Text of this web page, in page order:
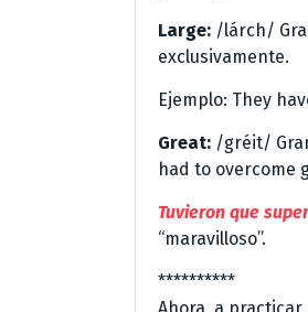
Large: /lárch/
exclusivamente.
Ejemplo: They
Great: /gréit/
had to overcome
Tuvieron que
“maravilloso”.
**********